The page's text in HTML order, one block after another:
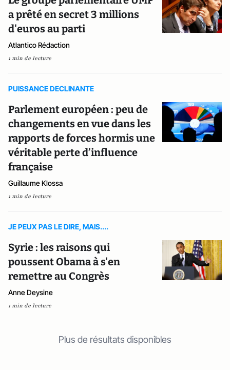
a prêté en secret 3 millions
d'euros au parti
Atlantico Rédaction
1 min de lecture
PUISSANCE DECLINANTE
Parlement européen : peu de
changements en vue dans les
rapports de forces hormis une
véritable perte d’influence
française
Guillaume Klossa
1 min de lecture
JE PEUX PAS LE DIRE, MAIS....
Syrie : les raisons qui
poussent Obama à s'en
remettre au Congrès
Anne Deysine
1 min de lecture
Plus de résultats disponibles